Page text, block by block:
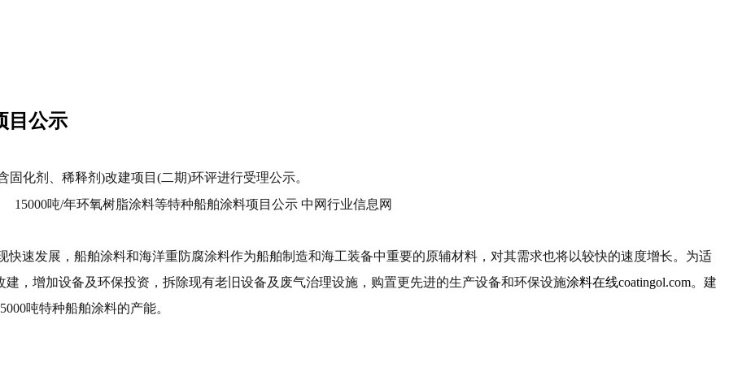
目公示
固化剂、稀释剂)改建项目(二期)环评进行受理公示。
速发展，船舶涂料和海洋重防腐涂料作为船舶制造和海工装备中重要的原辅材料，对其需求也将以较快的速度增长。为适
，增加设备及环保投资，拆除现有老旧设备及废气治理设施，购置更先进的生产设备和环保设施涂料在线coatingol.com。建
吨特种船舶涂料的产能。